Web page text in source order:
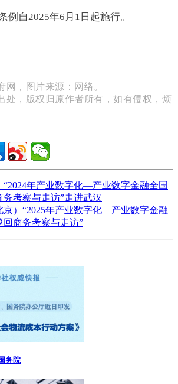
例自2025年6月1日起施行。
网，图片来源：网络。
处，版权归原作者所有，如有侵权，烦
“2024年产业数字化—产业数字金融全国
考察与走访”走进武汉
京）“2025年产业数字化—产业数字金融
商务考察与走访”
务院